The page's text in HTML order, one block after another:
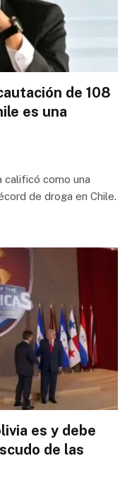
de 108
es una
calificó como una
de droga en Chile.
es y debe
de las